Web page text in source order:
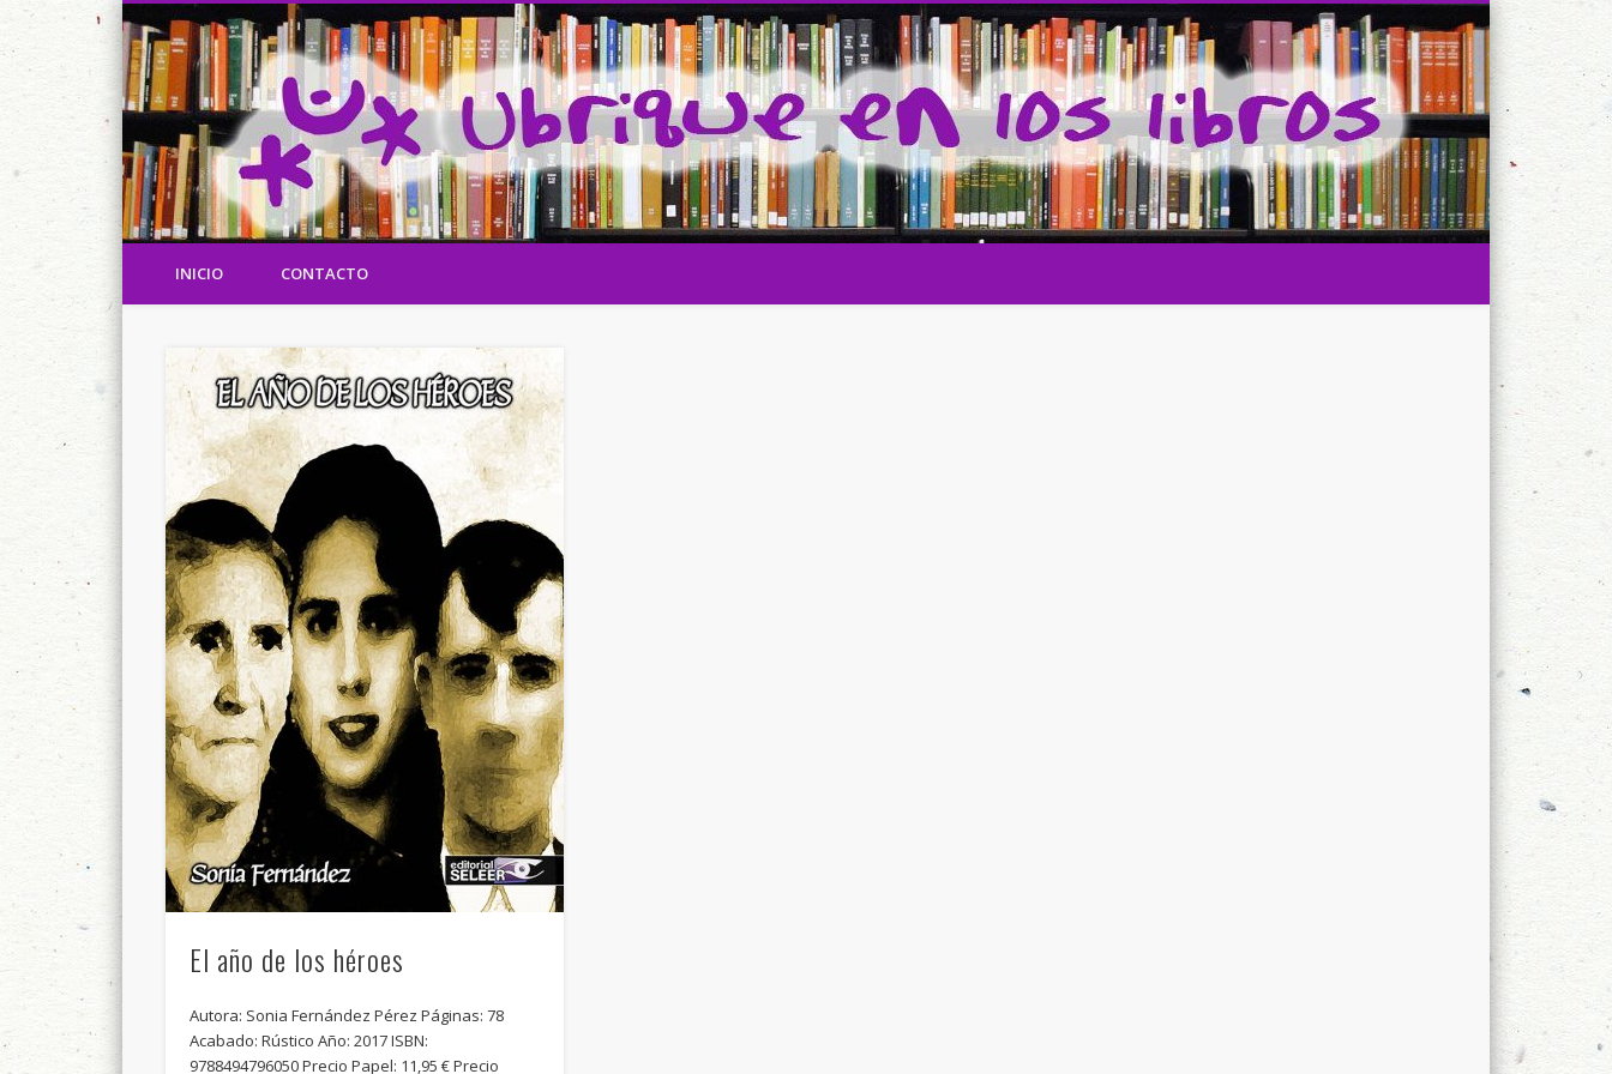
Ubrique en los libros
INICIO CONTACTO
El año de los héroes
Autora: Sonia Fernández Pérez Páginas: 78
Acabado: Rústico Año: 2017 ISBN:
9788494796050 Precio Papel: 11,95 € Precio